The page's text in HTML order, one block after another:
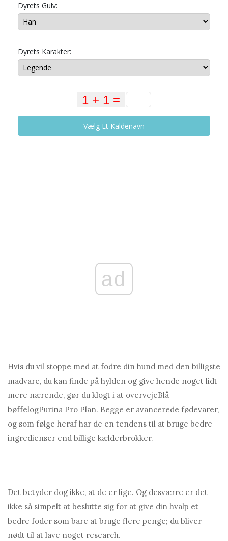
Dyrets Gulv:
Dyrets Karakter:
Vælg Et Kaldenavn
ad
Hvis du vil stoppe med at fodre din hund med den billigste
madvare, du kan finde på hylden og give hende noget lidt
mere nærende, gør du klogt i at overvejeBlå
bøffelogPurina Pro Plan. Begge er avancerede fødevarer,
og som følge heraf har de en tendens til at bruge bedre
ingredienser end billige kælderbrokker.
Det betyder dog ikke, at de er lige. Og desværre er det
ikke så simpelt at beslutte sig for at give din hvalp et
bedre foder som bare at bruge flere penge; du bliver
nødt til at lave noget research.